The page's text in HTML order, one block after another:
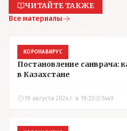
ЧИТАЙТЕ ТАКЖЕ
Все материалы
КОРОНАВИРУС
Постановление санврача:
в Казахстане
19 августа 2024 г. в 19:22 1449